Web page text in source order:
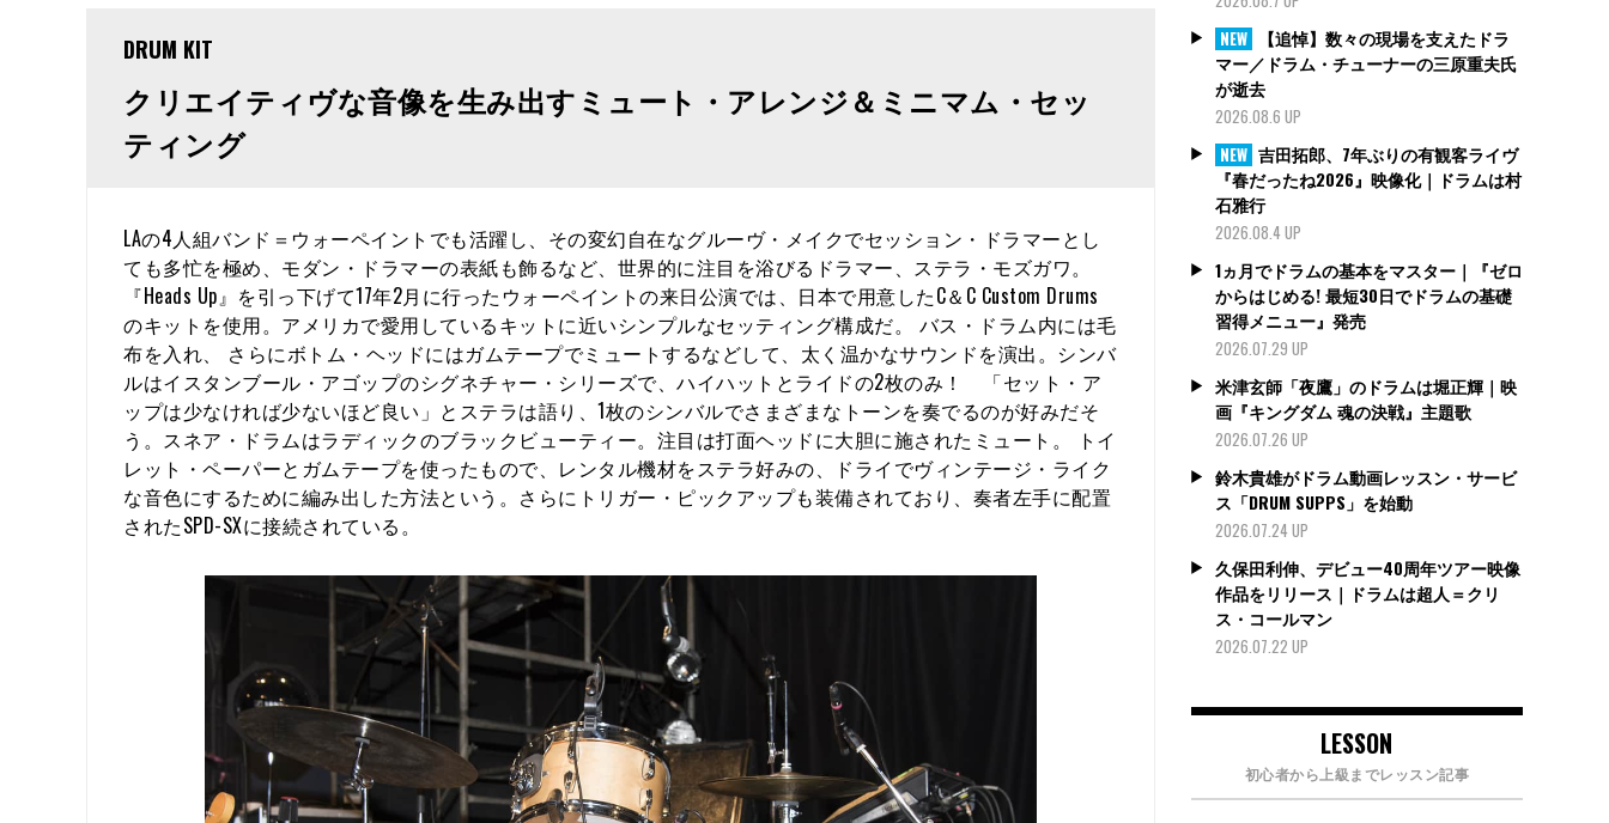
DRUM KIT
クリエイティヴな音像を生み出すミュート・アレンジ＆ミニマム・セッ
ティング
LAの4人組バンド＝ウォーペイントでも活躍し、その変幻自在なグルーヴ・メイクでセッション・ドラマーとし
ても多忙を極め、モダン・ドラマーの表紙も飾るなど、世界的に注目を浴びるドラマー、ステラ・モズガワ。
『Heads Up』を引っ下げて17年2月に行ったウォーペイントの来日公演では、日本で用意したC＆C Custom Drums
のキットを使用。アメリカで愛用しているキットに近いシンプルなセッティング構成だ。 バス・ドラム内には毛
布を入れ、 さらにボトム・ヘッドにはガムテープでミュートするなどして、太く温かなサウンドを演出。シンバ
ルはイスタンブール・アゴップのシグネチャー・シリーズで、ハイハットとライドの2枚のみ！ 「セット・ア
ップは少なければ少ないほど良い」とステラは語り、1枚のシンバルでさまざまなトーンを奏でるのが好みだそ
う。スネア・ドラムはラディックのブラックビューティー。注目は打面ヘッドに大胆に施されたミュート。 トイ
レット・ペーパーとガムテープを使ったもので、レンタル機材をステラ好みの、ドライでヴィンテージ・ライク
な音色にするために編み出した方法という。さらにトリガー・ピックアップも装備されており、奏者左手に配置
されたSPD-SXに接続されている。
NEW
【追悼】数々の現場を支えたドラ
マー／ドラム・チューナーの三原重夫氏
が逝去
2026.08.6 UP
NEW 吉田拓郎、7年ぶりの有観客ライヴ
『春だったね2026』映像化｜ドラムは村
石雅行
2026.08.4 UP
1ヵ月でドラムの基本をマスター｜『ゼロ
からはじめる! 最短30日でドラムの基礎
習得メニュー』発売
2026.07.29 UP
米津玄師「夜鷹」のドラムは堀正輝｜映
画『キングダム 魂の決戦』主題歌
2026.07.26 UP
鈴木貴雄がドラム動画レッスン・サービ
ス「DRUM SUPPS」を始動
2026.07.24 UP
久保田利伸、デビュー40周年ツアー映像
作品をリリース｜ドラムは超人＝クリ
ス・コールマン
2026.07.22 UP
LESSON
初心者から上級までレッスン記事